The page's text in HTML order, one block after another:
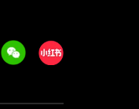
WeechatXiaohongshu/